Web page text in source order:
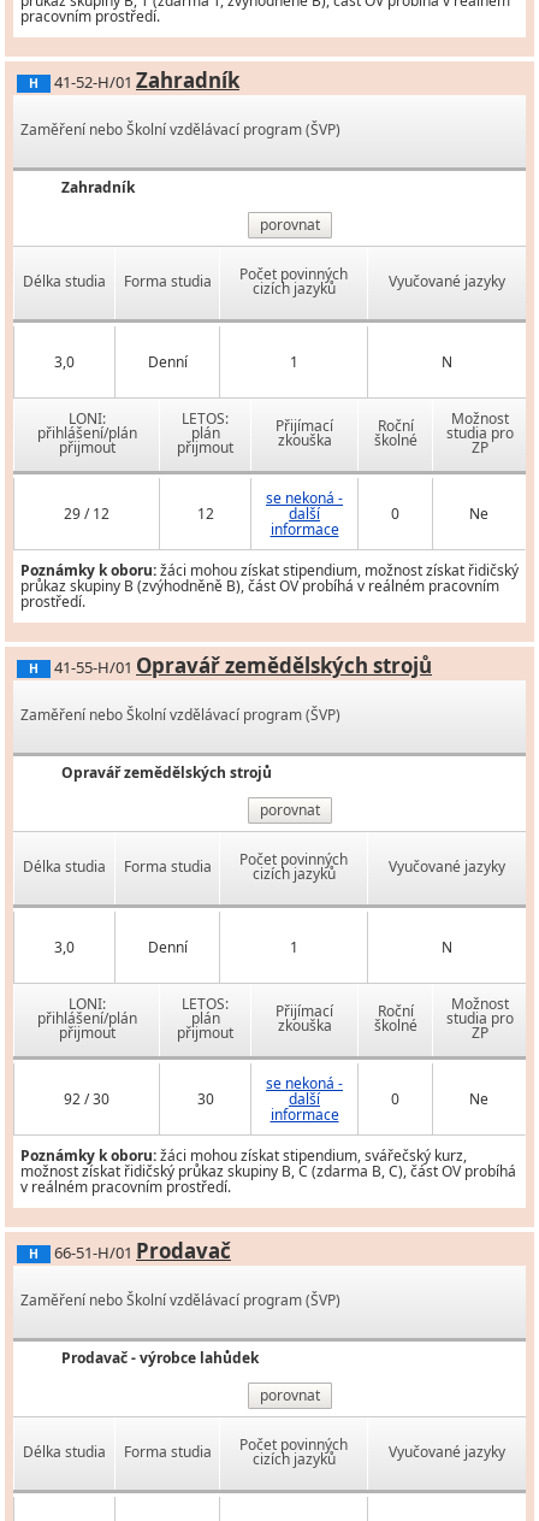
pracovním prostředí.
H 41-52-H/01 Zahradník
Zaměření nebo Školní vzdělávací program (ŠVP)
Zahradník
porovnat
Délka studia Forma studia Počet povinných
cizích jazyků Vyučované jazyky
3,0 Denní 1 N
LONI:
přihlášení/plán
přijmout
LETOS:
plán
přijmout
Přijímací
zkouška
Roční
školné
Možnost
studia pro
ZP
29 / 12 12
se nekoná -
další
informace
0 Ne
Poznámky k oboru:žáci mohou získat stipendium, možnost získat řidičský
průkaz skupiny B (zvýhodněně B), část OV probíhá v reálném pracovním
prostředí.
H 41-55-H/01 Opravář zemědělských strojů
Zaměření nebo Školní vzdělávací program (ŠVP)
Opravář zemědělských strojů
porovnat
Délka studia Forma studia Počet povinných
cizích jazyků Vyučované jazyky
3,0 Denní 1 N
LONI:
přihlášení/plán
přijmout
LETOS:
plán
přijmout
Přijímací
zkouška
Roční
školné
Možnost
studia pro
ZP
92 / 30 30
se nekoná -
další
informace
0 Ne
Poznámky k oboru:žáci mohou získat stipendium, svářečský kurz,
možnost získat řidičský průkaz skupiny B, C (zdarma B, C), část OV probíhá
v reálném pracovním prostředí.
H 66-51-H/01 Prodavač
Zaměření nebo Školní vzdělávací program (ŠVP)
Prodavač - výrobce lahůdek
porovnat
Délka studia Forma studia Počet povinných
cizích jazyků Vyučované jazyky